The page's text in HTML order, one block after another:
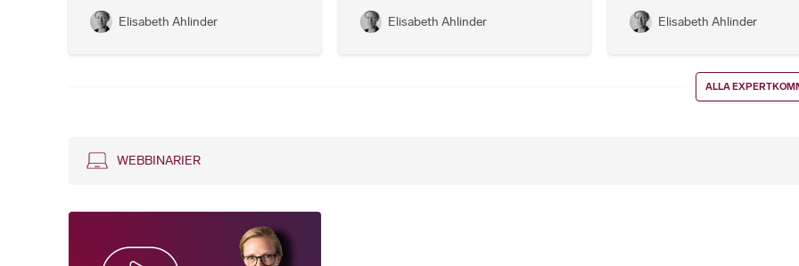
Elisabeth Ahlinder
Elisabeth Ahlinder Elisabeth Ahlinder
ALLA
WEBBINARIER